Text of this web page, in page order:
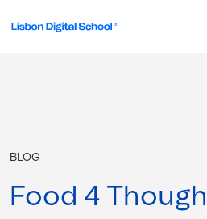
BLOG
Food 4